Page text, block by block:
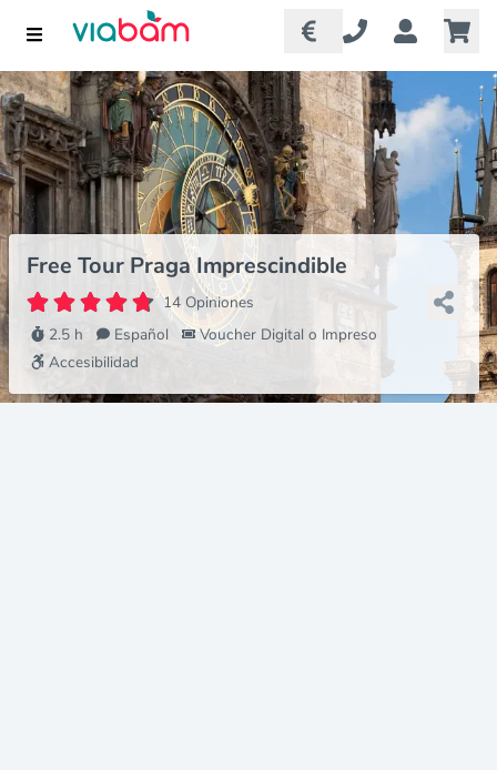
Free Tour Praga Imprescindible
14 Opiniones
2.5 h
Español
Voucher Digital o Impreso
Accesibilidad